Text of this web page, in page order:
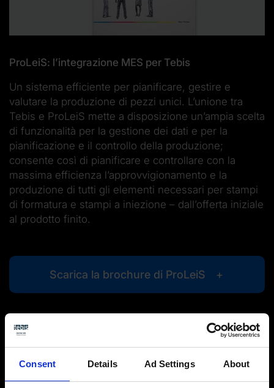
Consent Details Ad Settings About
ProLeiS: l’integrazione MES per Tebis
Un sistema efficiente per pianificare, gestire e
valutare la produzione di pezzi unici. L’unione tra
Tebis e ProLeiS mette a disposizione un’ampia scelta
di funzionalità per la gestione dei dati e per la
pianificazione e il controllo della produzione;
consente così di pianificare e controllare con la
massima efficienza l’approvvigionamento e la
produzione di tutti gli elementi necessari per stampi
di formatura e stampi a iniezione – dall’offerta iniziale
al prodotto finito.
Scarica la brochure di ProLeiS